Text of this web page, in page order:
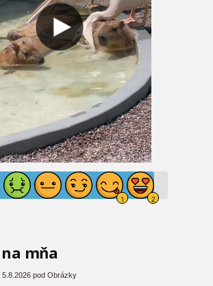
mňa
5.8.2026 pod Obrázky